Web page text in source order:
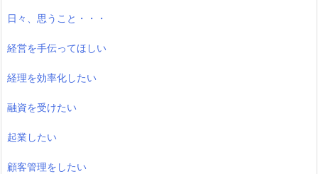
日々、思うこと・・・
経営を手伝ってほしい
経理を効率化したい
融資を受けたい
起業したい
顧客管理をしたい